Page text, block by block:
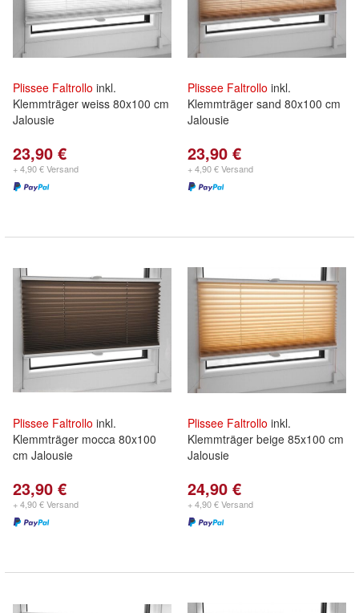
Plissee Faltrollo inkl.
Klemmträger weiss 80x100 cm
Jalousie
23,90 €
+ 4,90 € Versand
Plissee Faltrollo inkl.
Klemmträger sand 80x100 cm
Jalousie
23,90 €
+ 4,90 € Versand
Plissee Faltrollo inkl.
Klemmträger mocca 80x100
cm Jalousie
23,90 €
+ 4,90 € Versand
Plissee Faltrollo inkl.
Klemmträger beige 85x100 cm
Jalousie
24,90 €
+ 4,90 € Versand